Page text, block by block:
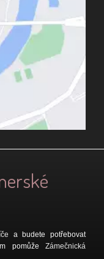
a budete potřebovat
pomůže Zámečnická